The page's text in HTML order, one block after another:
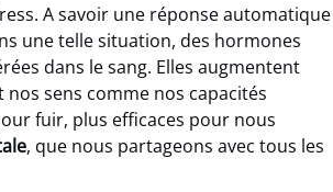
A savoir une réponse automatique
une telle situation, des hormones
dans le sang. Elles augmentent
sens comme nos capacités
fuir, plus efficaces pour nous
, que nous partageons avec tous les